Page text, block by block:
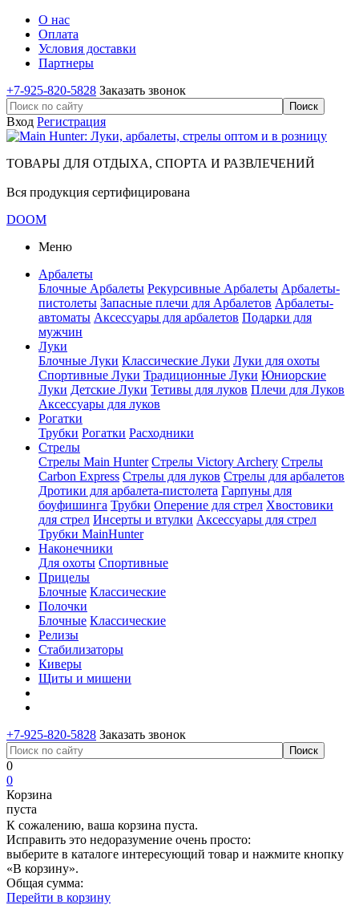
О нас
Оплата
Условия доставки
Партнеры
+7-925-820-5828 Заказать звонок
Вход Регистрация
ТОВАРЫ ДЛЯ ОТДЫХА, СПОРТА И РАЗВЛЕЧЕНИЙ
Вся продукция сертифицирована
DOOM
Меню
Арбалеты
Блочные Арбалеты Рекурсивные Арбалеты Арбалеты-
пистолеты Запасные плечи для Арбалетов Арбалеты-
автоматы Аксессуары для арбалетов Подарки для
мужчин
Луки
Блочные Луки Классические Луки Луки для охоты
Спортивные Луки Традиционные Луки Юниорские
Луки Детские Луки Тетивы для луков Плечи для Луков
Аксессуары для луков
Рогатки
Трубки Рогатки Расходники
Стрелы
Стрелы Main Hunter Стрелы Victory Archery Стрелы
Carbon Express Стрелы для луков Стрелы для арбалетов
Дротики для арбалета-пистолета Гарпуны для
боуфишинга Трубки Оперение для стрел Хвостовики
для стрел Инсерты и втулки Аксессуары для стрел
Трубки MainHunter
Наконечники
Для охоты Спортивные
Прицелы
Блочные Классические
Полочки
Блочные Классические
Релизы
Стабилизаторы
Киверы
Щиты и мишени
+7-925-820-5828 Заказать звонок
0
0
Корзина
пуста
К сожалению, ваша корзина пуста.
Исправить это недоразумение очень просто:
выберите в каталоге интересующий товар и нажмите кнопку
«В корзину».
Общая сумма:
Перейти в корзину